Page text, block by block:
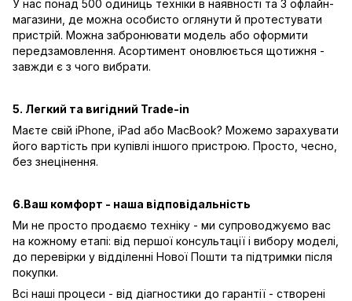
У нас понад 500 одиниць техніки в наявності та 3 офлайн-
магазини, де можна особисто оглянути й протестувати
пристрій. Можна забронювати модель або оформити
передзамовлення. Асортимент оновлюється щотижня -
завжди є з чого вибрати.
5. Легкий та вигідний Trade-in
Маєте свій iPhone, iPad або MacBook? Можемо зарахувати
його вартість при купівлі іншого пристрою. Просто, чесно,
без знецінення.
6.Ваш комфорт - наша відповідальність
Ми не просто продаємо техніку - ми супроводжуємо вас
на кожному етапі: від першої консультації і вибору моделі,
до перевірки у відділенні Нової Пошти та підтримки після
покупки.
Всі наші процеси - від діагностики до гарантії - створені